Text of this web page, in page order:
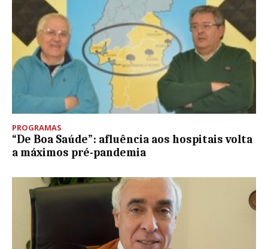
PROGRAMAS
“De Boa Saúde”: afluência aos hospitais volta
a máximos pré-pandemia